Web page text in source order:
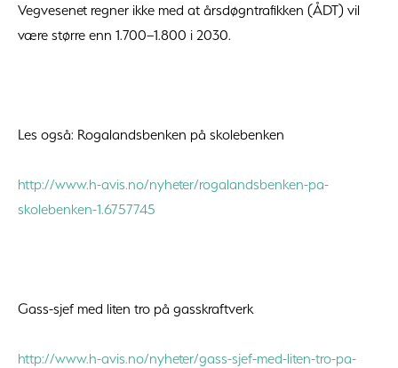
Vegvesenet regner ikke med at årsdøgntrafikken (ÅDT) vil
være større enn 1.700–1.800 i 2030.
Les også: Rogalandsbenken på skolebenken
http://www.h-avis.no/nyheter/rogalandsbenken-pa-
skolebenken-1.6757745
Gass-sjef med liten tro på gasskraftverk
http://www.h-avis.no/nyheter/gass-sjef-med-liten-tro-pa-